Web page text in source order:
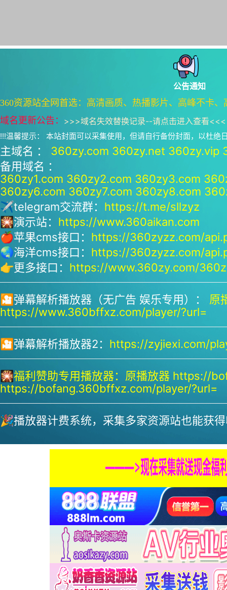
公告通知
360资源站全网首选：高清画质、热播影片、高峰不卡
域名更新公告： >>>域名失效替换记录--请点击进入查看<<<
!!!温馨提示： 本站封面可以采集使用，但请自行备份封面，以杜绝
主域名 ： 360zy.com 360zy.net 360zy.vip
备用域名 ：
360zy1.com 360zy2.com 360zy3.com
360zy6.com 360zy7.com 360zy8.com
✈telegram交流群： https://t.me/sllzyz
🎇演示站： https://www.360aikan.com
🍎苹果cms接口： https://360zyzz.com/
🌏海洋cms接口： https://360zyzz.com/
👉更多接口： https://www.360zy.com/
🎦弹幕解析播放器（无广告 娱乐专用）： 原
https://www.360bffxz.com/player/?url=
🎦弹幕解析播放器2： https://zyjiexi.com/
🎇福利赞助专用播放器： 原播放器 https://
https://bofang.360bffxz.com/player/?url=
🎉播放器计费系统，采集多家资源站也能获